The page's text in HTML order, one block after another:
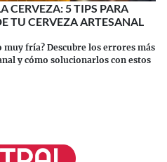
CERVEZA: 5 TIPS PARA
TU CERVEZA ARTESANAL
fría? Descubre los errores más
y cómo solucionarlos con estos